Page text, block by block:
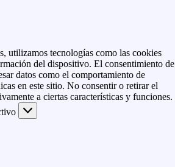
utilizamos tecnologías como las cookies
del dispositivo. El consentimiento de
datos como el comportamiento de
en este sitio. No consentir o retirar el
a ciertas características y funciones.